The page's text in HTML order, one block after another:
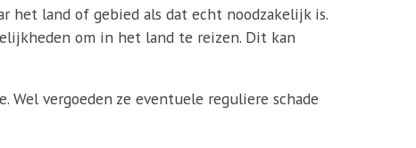
het land of gebied als dat echt noodzakelijk is.
om in het land te reizen. Dit kan
Wel vergoeden ze eventuele reguliere schade